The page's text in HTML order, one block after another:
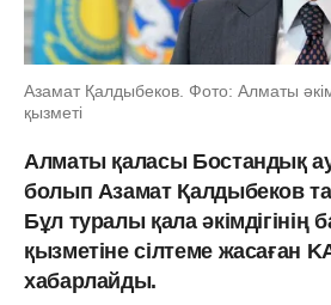
Азамат Қалдыбеков. Фото: Алматы
қызметі
Алматы қаласы Бостандық
болып Азамат Қалдыбеков
Бұл туралы қала әкімдігінің
қызметіне сілтеме жасаған
хабарлайды.